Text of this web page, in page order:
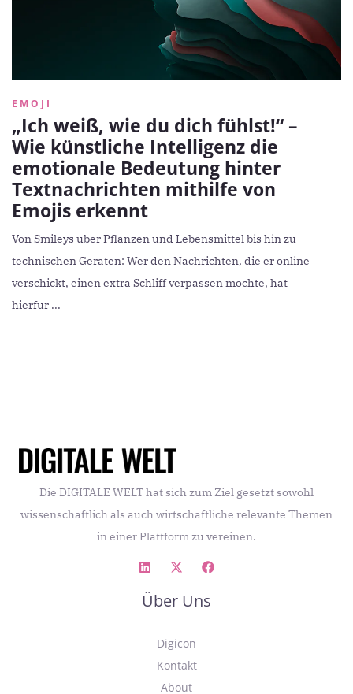
EMOJI
„Ich weiß, wie du dich fühlst!“ –
Wie künstliche Intelligenz die
emotionale Bedeutung hinter
Textnachrichten mithilfe von
Emojis erkennt
Von Smileys über Pflanzen und Lebensmittel bis hin zu
technischen Geräten: Wer den Nachrichten, die er online
verschickt, einen extra Schliff verpassen möchte, hat
hierfür ...
Die DIGITALE WELT hat sich zum Ziel gesetzt sowohl
wissenschaftlich als auch wirtschaftliche relevante Themen
in einer Plattform zu vereinen.
Über Uns
Digicon
Kontakt
About